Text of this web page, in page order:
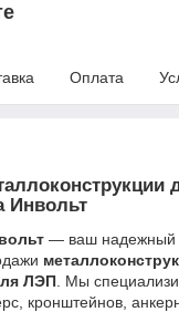
Оплата
Инвольт
— ваш надежный
ЛЭП . Мы
кронштейнов,